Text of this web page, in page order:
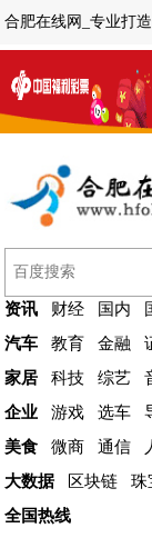
合肥在线网_专业打
资讯 财经 国内
汽车
教育 金融
家居
科技 综艺
企业
游戏 选车
美食
微商 通信
大数据
区块链 珠
全国热线